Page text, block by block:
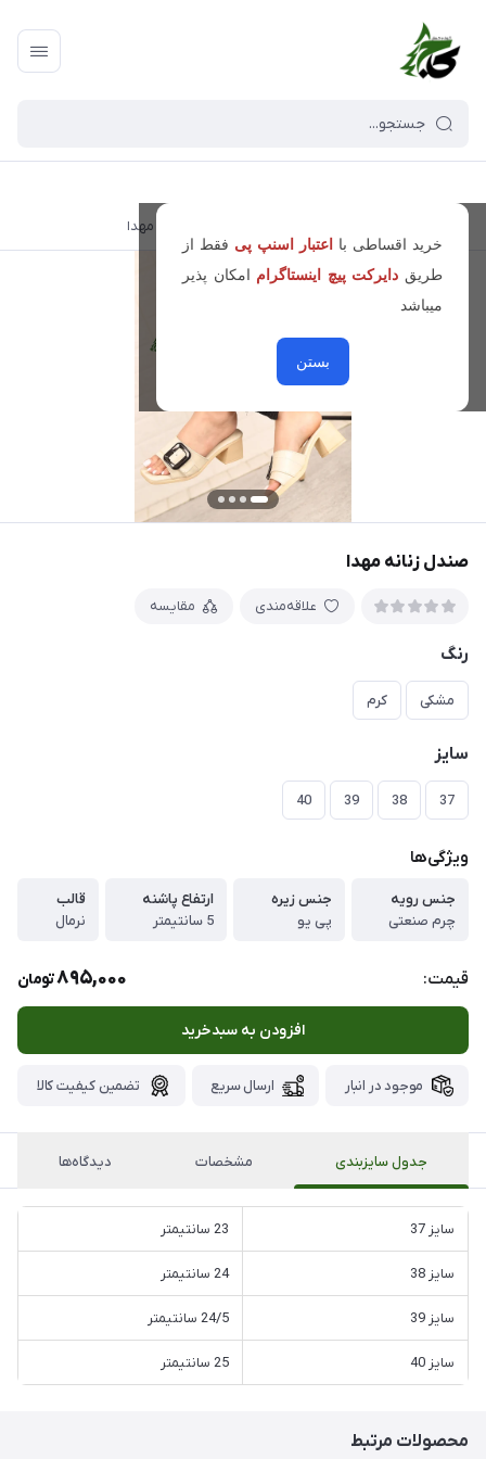
خرید اقساطی با اعتبار اسنپ پی فقط از
طریق دایرکت پیچ اینستاگرام امکان پذیر
میباشد
بستن
صندل زنانه مهدا
صندل زنانه مهدا
علاقه‌مندی مقایسه
رنگ
مشکی کرم
سایز
37
38
39
40
ویژگی‌ها
جنس رویه
چرم صنعتی
جنس زیره
پی یو
ارتفاع پاشنه
5 سانتیمتر
قالب
نرمال
قیمت: 895,000تومان
افزودن به سبدخرید
موجود در انبار ارسال سریع تضمین کیفیت کالا
جدول سایزبندی مشخصات دیدگاه‌ها
سایز 37 23 سانتیمتر
سایز 38 24 سانتیمتر
سایز 39 24/5 سانتیمتر
سایز 40 25 سانتیمتر
محصولات مرتبط